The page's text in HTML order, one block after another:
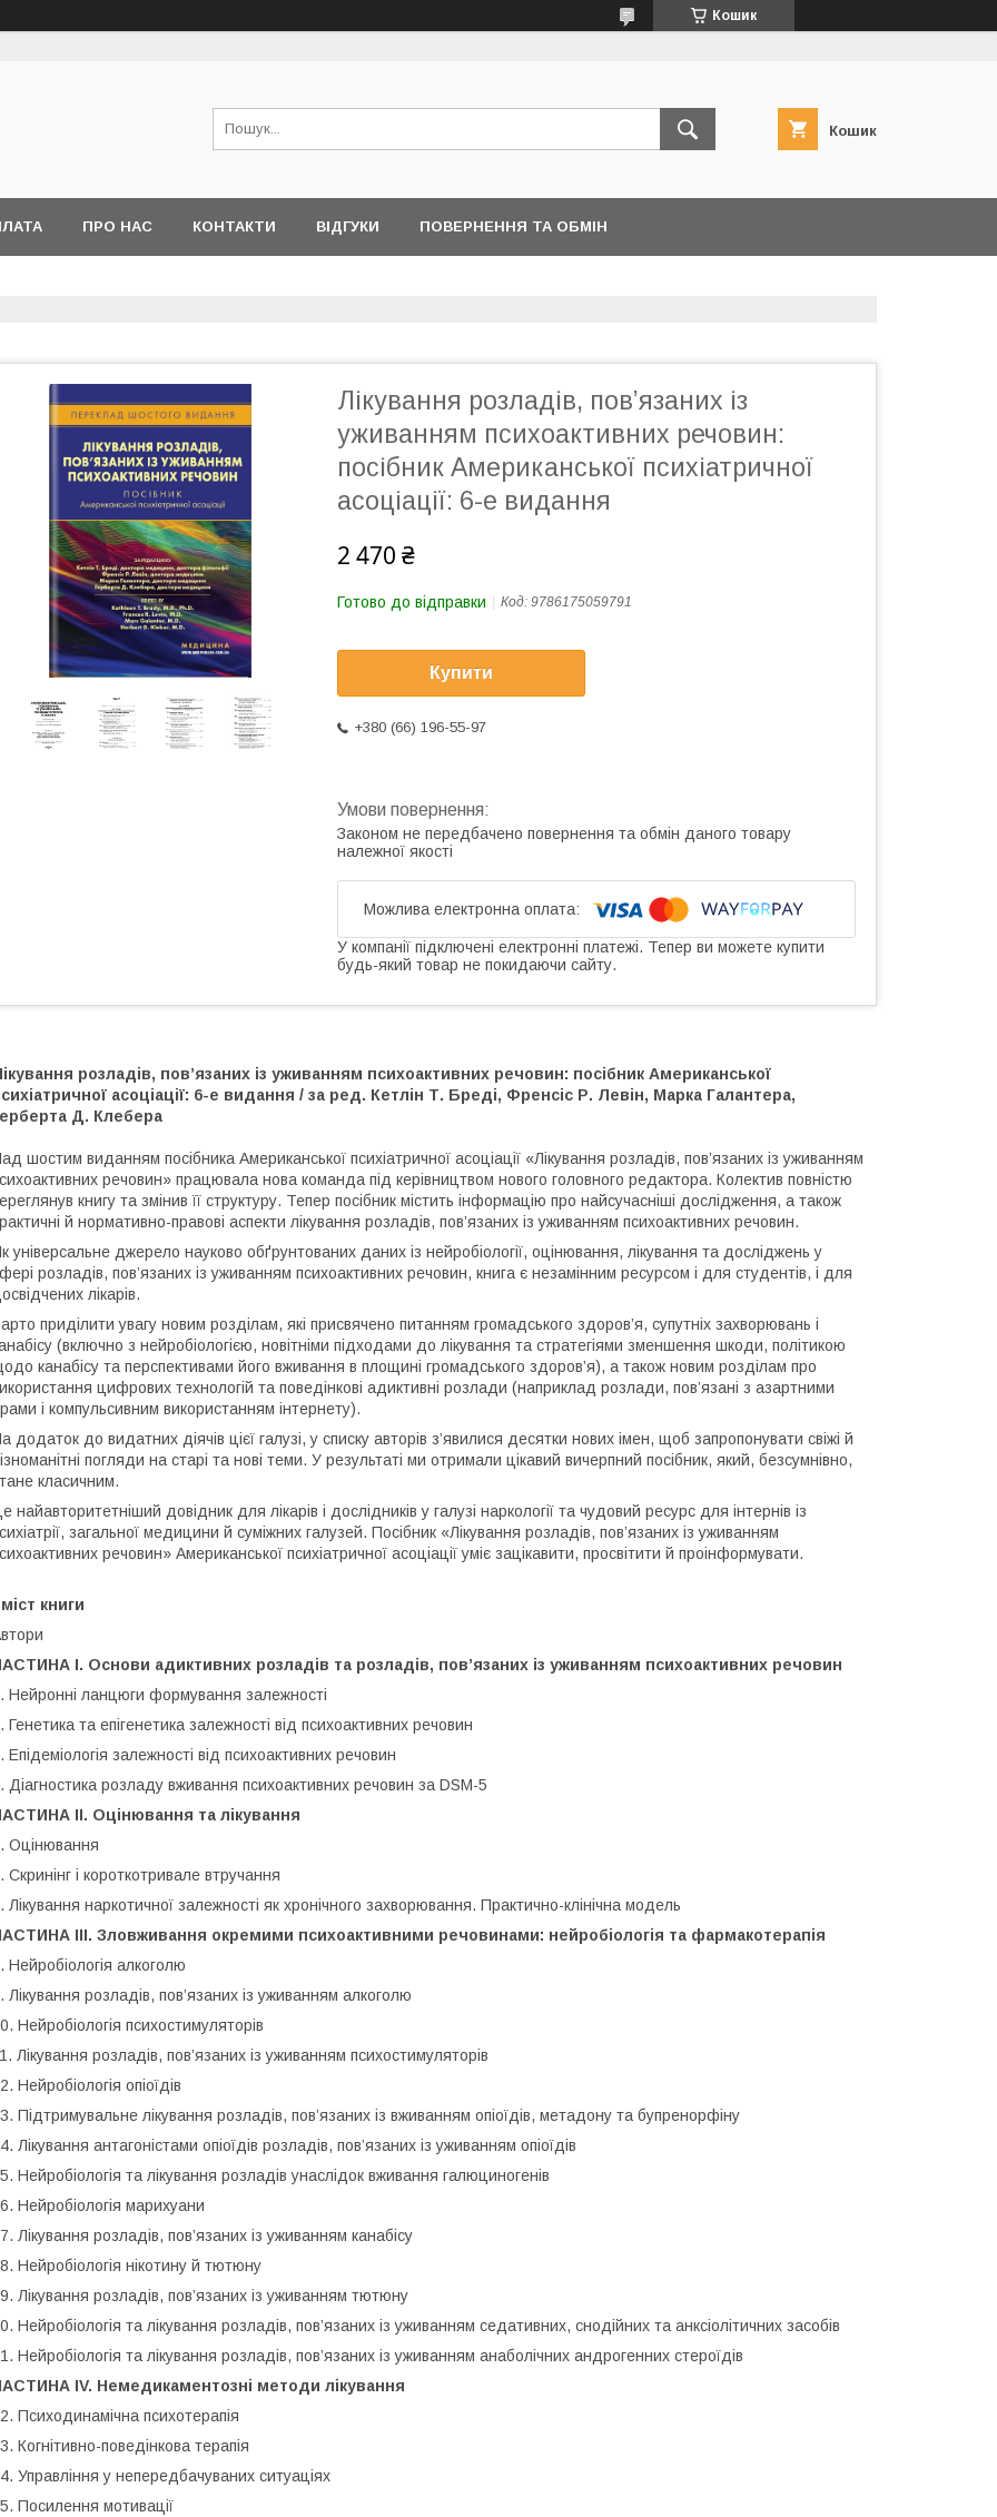
Кошик
Кошик
ПРО НАС КОНТАКТИ ВІДГУКИ ПОВЕРНЕННЯ ТА ОБМІН
Лікування розладів, пов’язаних із
уживанням психоактивних речовин:
посібник Американської психіатричної
асоціації: 6-е видання
2 470 ₴
Готово до відправки Код: 9786175059791
Купити
+380 (66) 196-55-97
Законом не передбачено повернення та обмін даного товару
належної якості
У компанії підключені електронні платежі. Тепер ви можете купити
будь-який товар не покидаючи сайту.
розладів, пов’язаних із уживанням психоактивних речовин: посібник Американської
асоціації: 6-е видання / за ред. Кетлін Т. Бреді, Френсіс Р. Левін, Марка Галантера,
Д. Клебера
шостим виданням посібника Американської психіатричної асоціації «Лікування розладів, пов’язаних із уживанням
речовин» працювала нова команда під керівництвом нового головного редактора. Колектив повністю
книгу та змінив її структуру. Тепер посібник містить інформацію про найсучасніші дослідження, а також
й нормативно-правові аспекти лікування розладів, пов’язаних із уживанням психоактивних речовин.
універсальне джерело науково обґрунтованих даних із нейробіології, оцінювання, лікування та досліджень у
розладів, пов’язаних із уживанням психоактивних речовин, книга є незамінним ресурсом і для студентів, і для
лікарів.
приділити увагу новим розділам, які присвячено питанням громадського здоров’я, супутніх захворювань і
(включно з нейробіологією, новітніми підходами до лікування та стратегіями зменшення шкоди, політикою
канабісу та перспективами його вживання в площині громадського здоров’я), а також новим розділам про
цифрових технологій та поведінкові адиктивні розлади (наприклад розлади, пов’язані з азартними
і компульсивним використанням інтернету).
додаток до видатних діячів цієї галузі, у списку авторів з’явилися десятки нових імен, щоб запропонувати свіжі й
погляди на старі та нові теми. У результаті ми отримали цікавий вичерпний посібник, який, безсумнівно,
класичним.
найавторитетніший довідник для лікарів і дослідників у галузі наркології та чудовий ресурс для інтернів із
загальної медицини й суміжних галузей. Посібник «Лікування розладів, пов’язаних із уживанням
речовин» Американської психіатричної асоціації уміє зацікавити, просвітити й проінформувати.
книги
І. Основи адиктивних розладів та розладів, пов’язаних із уживанням психоактивних речовин
Нейронні ланцюги формування залежності
Генетика та епігенетика залежності від психоактивних речовин
Епідеміологія залежності від психоактивних речовин
Діагностика розладу вживання психоактивних речовин за DSM-5
II. Оцінювання та лікування
Оцінювання
Скринінг і короткотривале втручання
Лікування наркотичної залежності як хронічного захворювання. Практично-клінічна модель
ІІІ. Зловживання окремими психоактивними речовинами: нейробіологія та фармакотерапія
Нейробіологія алкоголю
Лікування розладів, пов’язаних із уживанням алкоголю
Нейробіологія психостимуляторів
Лікування розладів, пов’язаних із уживанням психостимуляторів
Нейробіологія опіоїдів
Підтримувальне лікування розладів, пов’язаних із вживанням опіоїдів, метадону та бупренорфіну
Лікування антагоністами опіоїдів розладів, пов’язаних із уживанням опіоїдів
Нейробіологія та лікування розладів унаслідок вживання галюциногенів
Нейробіологія марихуани
Лікування розладів, пов’язаних із уживанням канабісу
Нейробіологія нікотину й тютюну
Лікування розладів, пов’язаних із уживанням тютюну
Нейробіологія та лікування розладів, пов’язаних із уживанням седативних, снодійних та анксіолітичних засобів
Нейробіологія та лікування розладів, пов’язаних із уживанням анаболічних андрогенних стероїдів
IV. Немедикаментозні методи лікування
Психодинамічна психотерапія
Когнітивно-поведінкова терапія
Управління у непередбачуваних ситуаціях
Посилення мотивації